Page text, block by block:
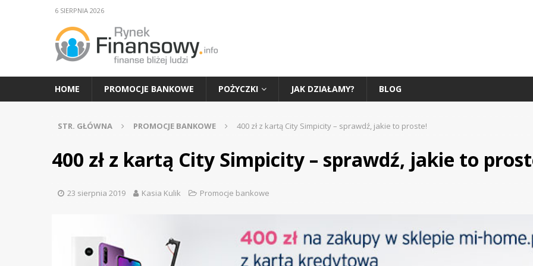
6 SIERPNIA 2026
HOME PROMOCJE BANKOWE POŻYCZKI JAK DZIAŁAMY? BLOG
STR. GŁÓWNA PROMOCJE BANKOWE 400 zł z kartą City Simpicity – sprawdź, jakie to proste!
400 zł z kartą City Simpicity – sprawdź, jakie to
23 sierpnia 2019 Kasia Kulik Promocje bankowe